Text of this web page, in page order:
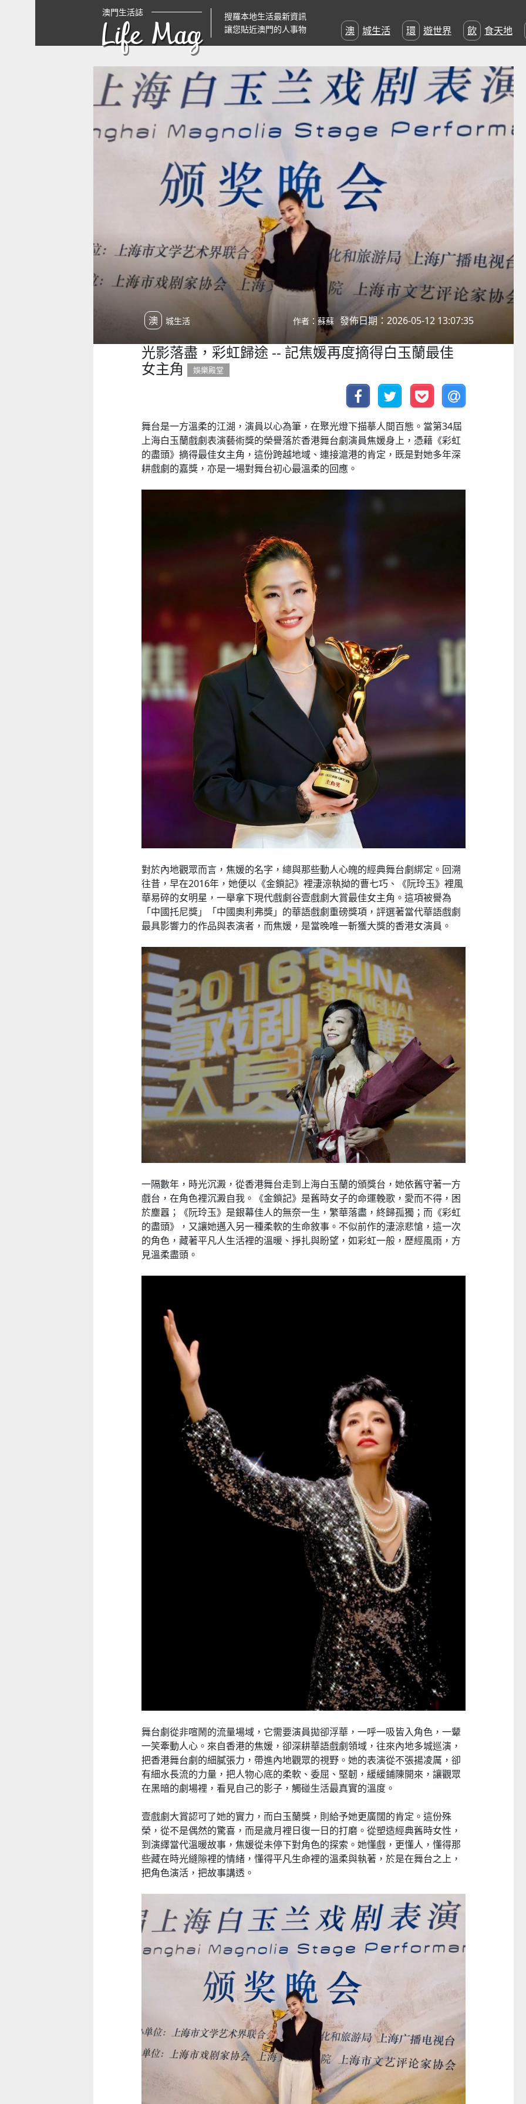
澳門生活誌
Life Mag
搜羅本地生活最新資訊
讓您貼近澳門的人事物
澳城生活 環遊世界 飲食天地
澳城生活 作者：蘇蘇 發佈日期：2026-05-12 13:07:35
光影落盡，彩虹歸途 -- 記焦媛再度摘得白玉蘭最佳
女主角
娛樂殿堂
舞台是一方溫柔的江湖，演員以心為筆，在聚光燈下描摹人間百態。當第34屆
上海白玉蘭戲劇表演藝術獎的榮譽落於香港舞台劇演員焦媛身上，憑藉《彩虹
的盡頭》摘得最佳女主角，這份跨越地域、連接滬港的肯定，既是對她多年深
耕戲劇的嘉獎，亦是一場對舞台初心最溫柔的回應。
對於內地觀眾而言，焦媛的名字，總與那些動人心魄的經典舞台劇綁定。回溯
往昔，早在2016年，她便以《金鎖記》裡淒涼執拗的曹七巧、《阮玲玉》裡風
華易碎的女明星，一舉拿下現代戲劇谷壹戲劇大賞最佳女主角。這項被譽為
「中國托尼獎」「中國奧利弗獎」的華語戲劇重磅獎項，評選著當代華語戲劇
最具影響力的作品與表演者，而焦媛，是當晚唯一斬獲大獎的香港女演員。
一隔數年，時光沉澱，從香港舞台走到上海白玉蘭的頒獎台，她依舊守著一方
戲台，在角色裡沉澱自我。《金鎖記》是舊時女子的命運輓歌，愛而不得，困
於塵囂；《阮玲玉》是銀幕佳人的無奈一生，繁華落盡，終歸孤獨；而《彩虹
的盡頭》，又讓她邁入另一種柔軟的生命敘事。不似前作的淒涼悲愴，這一次
的角色，藏著平凡人生活裡的溫暖、掙扎與盼望，如彩虹一般，歷經風雨，方
見溫柔盡頭。
舞台劇從非喧鬧的流量場域，它需要演員拋卻浮華，一呼一吸皆入角色，一颦
一笑牽動人心。來自香港的焦媛，卻深耕華語戲劇領域，往來內地多城巡演，
把香港舞台劇的細膩張力，帶進內地觀眾的視野。她的表演從不張揚凌厲，卻
有細水長流的力量，把人物心底的柔軟、委屈、堅韌，緩緩鋪陳開來，讓觀眾
在黑暗的劇場裡，看見自己的影子，觸碰生活最真實的溫度。
壹戲劇大賞認可了她的實力，而白玉蘭獎，則給予她更廣闊的肯定。這份殊
榮，從不是偶然的驚喜，而是歲月裡日復一日的打磨。從塑造經典舊時女性，
到演繹當代溫暖故事，焦媛從未停下對角色的探索。她懂戲，更懂人，懂得那
些藏在時光縫隙裡的情緒，懂得平凡生命裡的溫柔與執著，於是在舞台之上，
把角色演活，把故事講透。
小眼晴「聽」大世界
2026-07-11 至 2026-08-29
西式大學
2026-07-11 至 2026-08-08
氹氹轉
2026-07-11 至 2026-08-23